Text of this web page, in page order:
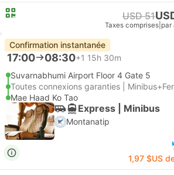
USD 51
Taxes comprises par
Confirmation instantanée
17:00 08:30+1 15h 30m
Suvarnabhumi Airport Floor 4 Gate 5
Toutes connexions garanties |
Mae Haad Ko Tao
Express | Minibus
Montanatip
1,97 $US